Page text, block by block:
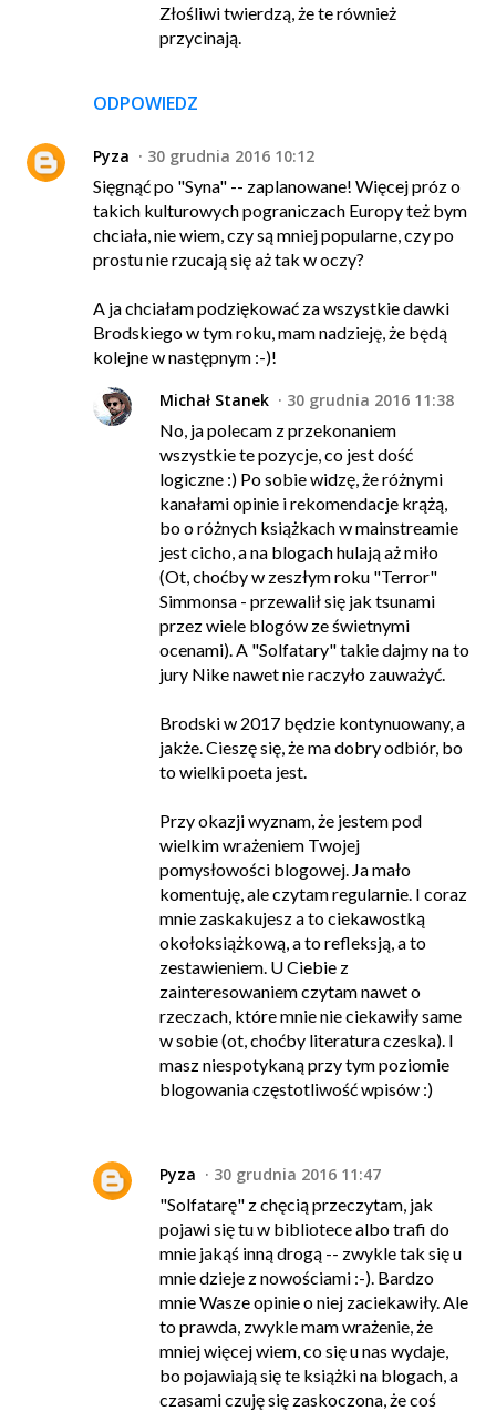
ODPOWIEDZ
Złośliwi twierdzą, że te również
przycinają.
Pyza
30 grudnia 2016 10:12
Sięgnąć po "Syna" -- zaplanowane! Więcej próz o
takich kulturowych pograniczach Europy też bym
chciała, nie wiem, czy są mniej popularne, czy po
prostu nie rzucają się aż tak w oczy?
A ja chciałam podziękować za wszystkie dawki
Brodskiego w tym roku, mam nadzieję, że będą
kolejne w następnym :-)!
Michał Stanek
30 grudnia 2016 11:38
No, ja polecam z przekonaniem
wszystkie te pozycje, co jest dość
logiczne :) Po sobie widzę, że różnymi
kanałami opinie i rekomendacje krążą,
bo o różnych książkach w mainstreamie
jest cicho, a na blogach hulają aż miło
(Ot, choćby w zeszłym roku "Terror"
Simmonsa - przewalił się jak tsunami
przez wiele blogów ze świetnymi
ocenami). A "Solfatary" takie dajmy na to
jury Nike nawet nie raczyło zauważyć.
Brodski w 2017 będzie kontynuowany, a
jakże. Cieszę się, że ma dobry odbiór, bo
to wielki poeta jest.
Przy okazji wyznam, że jestem pod
wielkim wrażeniem Twojej
pomysłowości blogowej. Ja mało
komentuję, ale czytam regularnie. I coraz
mnie zaskakujesz a to ciekawostką
okołoksiążkową, a to refleksją, a to
zestawieniem. U Ciebie z
zainteresowaniem czytam nawet o
rzeczach, które mnie nie ciekawiły same
w sobie (ot, choćby literatura czeska). I
masz niespotykaną przy tym poziomie
blogowania częstotliwość wpisów :)
Pyza
30 grudnia 2016 11:47
"Solfatarę" z chęcią przeczytam, jak
pojawi się tu w bibliotece albo trafi do
mnie jakąś inną drogą -- zwykle tak się u
mnie dzieje z nowościami :-). Bardzo
mnie Wasze opinie o niej zaciekawiły. Ale
to prawda, zwykle mam wrażenie, że
mniej więcej wiem, co się u nas wydaje,
bo pojawiają się te książki na blogach, a
czasami czuję się zaskoczona, że coś